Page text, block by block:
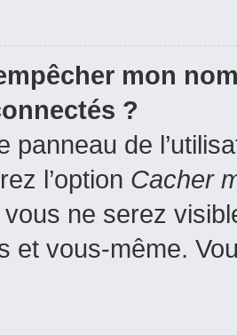
mon
?
panneau de
l’option Cacher
ne serez
et vous-même.